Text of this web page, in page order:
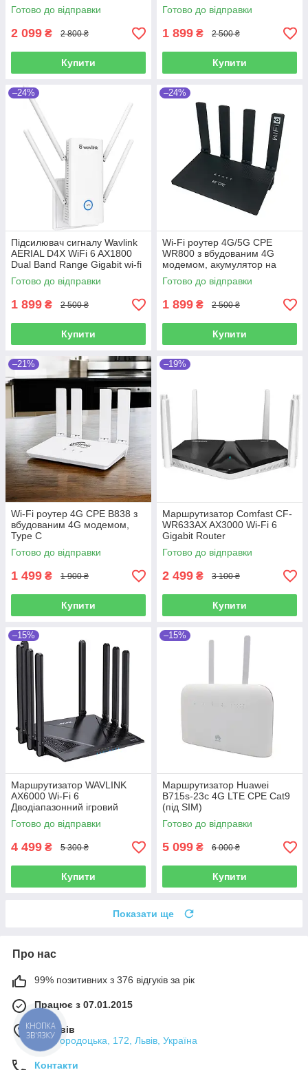
Готово до відправки
2 099 ₴ 2 800 ₴
Купити
Готово до відправки
1 899 ₴ 2 500 ₴
Купити
–24%
Підсилювач сигналу Wavlink
AERIAL D4X WiFi 6 AX1800
Dual Band Range Gigabit wi-fi
(репітер) 2.4 / 5 ГГЦ
Готово до відправки
1 899 ₴ 2 500 ₴
Купити
–24%
Wi-Fi роутер 4G/5G CPE
WR800 з вбудованим 4G
модемом, акумулятор на
5000 мА
Готово до відправки
1 899 ₴ 2 500 ₴
Купити
–21%
Wi-Fi роутер 4G CPE B838 з
вбудованим 4G модемом,
Type C
Готово до відправки
1 499 ₴ 1 900 ₴
Купити
–19%
Маршрутизатор Comfast CF-
WR633AX AX3000 Wi-Fi 6
Gigabit Router
Готово до відправки
2 499 ₴ 3 100 ₴
Купити
–15%
Маршрутизатор WAVLINK
AX6000 Wi-Fi 6
Дводіапазонний ігровий
маршрутизатор з WAN 2,5
Гбіт/с 4 x 1000 Мбіт/с LAN,
Mesh
Готово до відправки
4 499 ₴ 5 300 ₴
Купити
–15%
Маршрутизатор Huawei
B715s-23c 4G LTE CPE Cat9
(під SIM)
Готово до відправки
5 099 ₴ 6 000 ₴
Купити
Показати ще
Про нас
99% позитивних з 376 відгуків за рік
Працює з 07.01.2015
м. Львів
вул. Городоцька, 172, Львів, Україна
Контакти
КНОПКА
ЗВ'ЯЗКУ